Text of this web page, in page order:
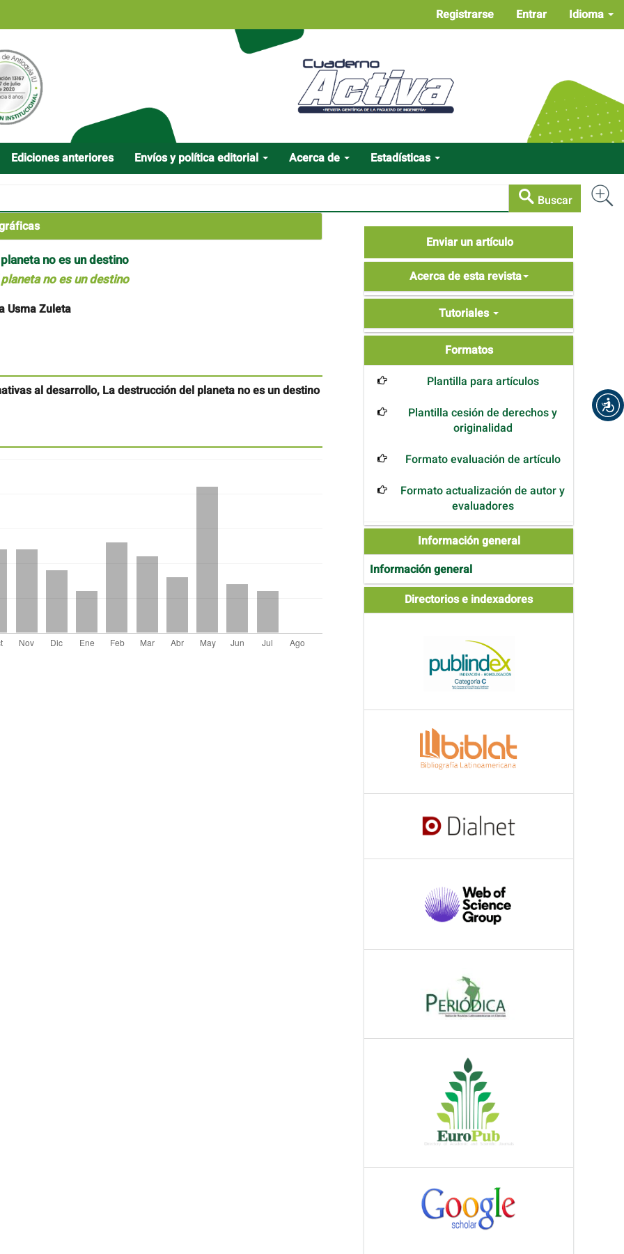
Idioma
Registrarse Entrar
Ediciones anteriores Envíos y política editorial Acerca de Estadísticas
Buscar
no es un destino
no es un destino
Usma Zuleta
al desarrollo, La destrucción del planeta no es un destino
un
artículo
Enviar un artículo
Acerca de esta revista
Tutoriales
Formatos
Plantilla para artículos
Plantilla cesión de derechos y
originalidad
Formato evaluación de artículo
Formato actualización de autor y
evaluadores
Información general
Información general
Directories
and
Directorios e indexadores